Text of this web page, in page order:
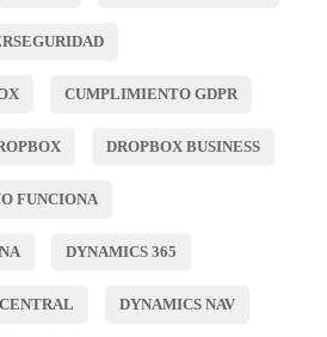
CUMPLIMIENTO GDPR
DROPBOX BUSINESS
FUNCIONA
DYNAMICS 365
DYNAMICS NAV